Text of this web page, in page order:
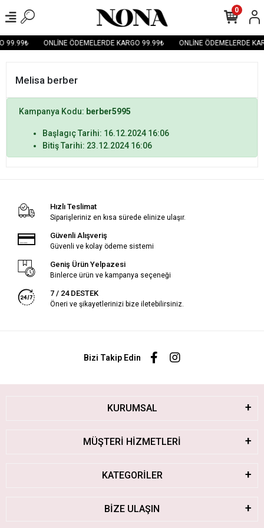
99.99₺ ONLİNE ÖDEMELERDE KARGO 99.99₺ ONLİNE ÖDEMELERDE
0
Melisa berber
Kampanya Kodu: berber5995
Başlagıç Tarihi: 16.12.2024 16:06
Bitiş Tarihi: 23.12.2024 16:06
Hızlı Teslimat
Siparişleriniz en kısa sürede elinize ulaşır.
Güvenli Alışveriş
Güvenli ve kolay ödeme sistemi
Geniş Ürün Yelpazesi
Binlerce ürün ve kampanya seçeneği
7 / 24 DESTEK
Öneri ve şikayetlerinizi bize iletebilirsiniz.
Bizi Takip Edin
KURUMSAL
MÜŞTERİ HİZMETLERİ
KATEGORİLER
BİZE ULAŞIN